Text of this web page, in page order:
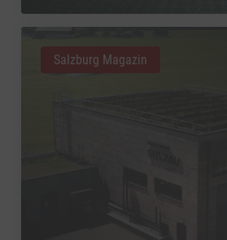
Salzburg Magazin